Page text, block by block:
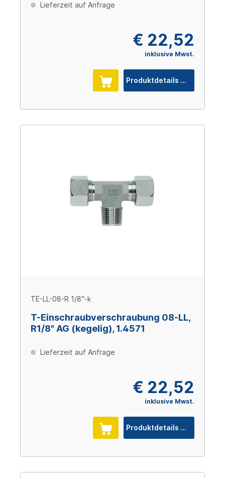
Lieferzeit auf Anfrage
€ 22,52
inklusive Mwst.
Produktdetails
TE-LL-08-R 1/8"-k
T-Einschraubverschraubung 08-LL,
R1/8" AG (kegelig), 1.4571
Lieferzeit auf Anfrage
€ 22,52
inklusive Mwst.
Produktdetails